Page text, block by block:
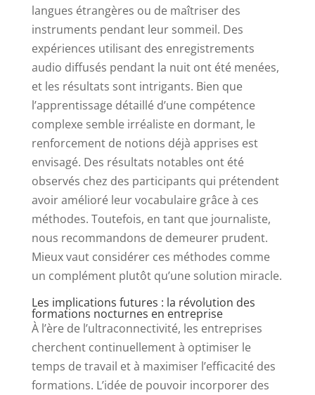
langues étrangères ou de maîtriser des
instruments pendant leur sommeil. Des
expériences utilisant des enregistrements
audio diffusés pendant la nuit ont été menées,
et les résultats sont intrigants. Bien que
l’apprentissage détaillé d’une compétence
complexe semble irréaliste en dormant, le
renforcement de notions déjà apprises est
envisagé. Des résultats notables ont été
observés chez des participants qui prétendent
avoir amélioré leur vocabulaire grâce à ces
méthodes. Toutefois, en tant que journaliste,
nous recommandons de demeurer prudent.
Mieux vaut considérer ces méthodes comme
un complément plutôt qu’une solution miracle.
Les implications futures : la révolution des
formations nocturnes en entreprise
À l’ère de l’ultraconnectivité, les entreprises
cherchent continuellement à optimiser le
temps de travail et à maximiser l’efficacité des
formations. L’idée de pouvoir incorporer des